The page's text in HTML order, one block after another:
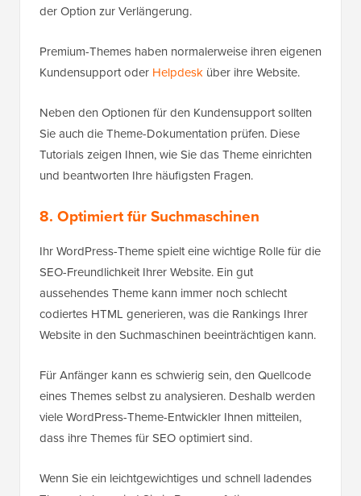
der Option zur Verlängerung.
Premium-Themes haben normalerweise ihren eigenen
Kundensupport oder Helpdesk über ihre Website.
Neben den Optionen für den Kundensupport sollten
Sie auch die Theme-Dokumentation prüfen. Diese
Tutorials zeigen Ihnen, wie Sie das Theme einrichten
und beantworten Ihre häufigsten Fragen.
8. Optimiert für Suchmaschinen
Ihr WordPress-Theme spielt eine wichtige Rolle für die
SEO-Freundlichkeit Ihrer Website. Ein gut
aussehendes Theme kann immer noch schlecht
codiertes HTML generieren, was die Rankings Ihrer
Website in den Suchmaschinen beeinträchtigen kann.
Für Anfänger kann es schwierig sein, den Quellcode
eines Themes selbst zu analysieren. Deshalb werden
viele WordPress-Theme-Entwickler Ihnen mitteilen,
dass ihre Themes für SEO optimiert sind.
Wenn Sie ein leichtgewichtiges und schnell ladendes